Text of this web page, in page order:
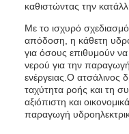
καθιστώντας την
Με το ισχυρό
απόδοση, η κάθετη
για όσους επιθυμούν
νερού για την
ενέργειας.Ο ατσάλινος
ταχύτητα ροής και τη
αξιόπιστη και
παραγωγή